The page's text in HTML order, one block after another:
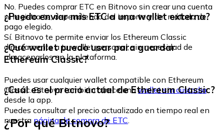
No. Puedes comprar ETC en Bitnovo sin crear una cuenta
ni registrarte, dependiendo del importe y del método de
pago elegido.
¿Puedo enviar mis ETC a una wallet externa?
Sí. Bitnovo te permite enviar los Ethereum Classic
directamente a tu wallet personal, sin necesidad de
almacenarlos en la plataforma.
¿Qué wallet puedo usar para guardar
Ethereum Classic?
Puedes usar cualquier wallet compatible con Ethereum
Classic. Bitnovo también ofrece unawallet sin custodia
desde la app.
¿Cuál es el precio actual de Ethereum Classic?
Puedes consultar el precio actualizado en tiempo real en
nuestra página de compra de ETC.
¿Por qué Bitnovo?